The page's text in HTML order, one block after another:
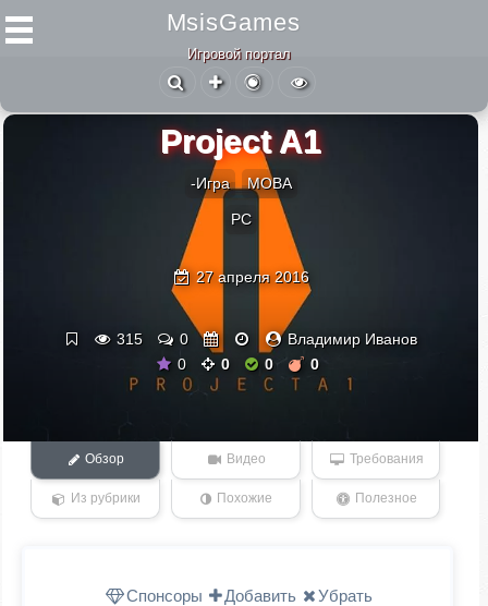
MsisGames
Игровой портал
Project A1
-Игра MOBA
PC
27 апреля 2016
315 0
Владимир Иванов
0
0 0 0
Обзор Видео Требования
Из рубрики Похожие Полезное
Спонсоры Добавить Убрать